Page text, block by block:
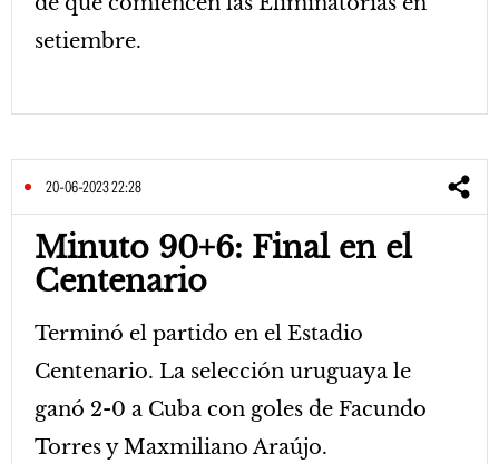
setiembre.
20-06-2023 22:28
Minuto 90+6: Final en el
Centenario
Terminó el partido en el Estadio
Centenario. La selección uruguaya le
ganó 2-0 a Cuba con goles de Facundo
Torres y Maxmiliano Araújo.